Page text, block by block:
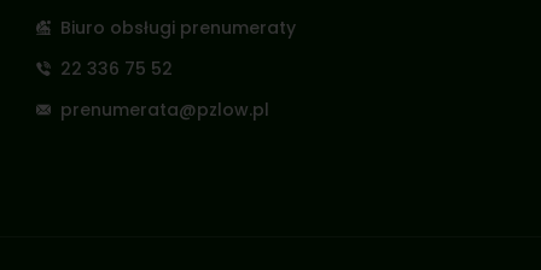
Biuro obsługi prenumeraty
22 336 75 52
prenumerata@pzlow.pl